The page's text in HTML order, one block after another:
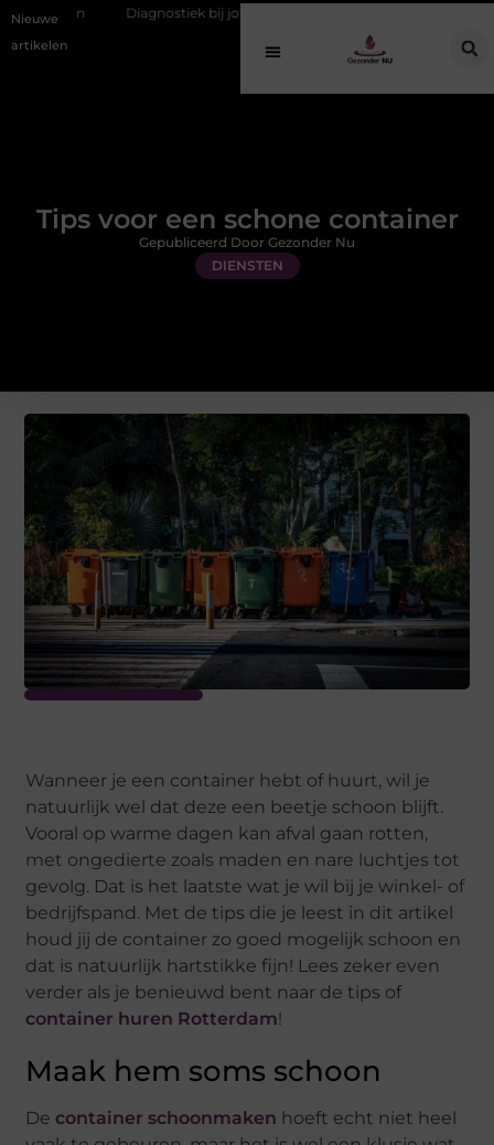
Nieuwe
artikelen
Diagnostiek bij jongeren: wat gebeurt er eigenlijk na de aanmelding?
Tips voor een schone container
DIENSTEN
Gepubliceerd Door Gezonder Nu
Wanneer je een container hebt of huurt, wil je
natuurlijk wel dat deze een beetje schoon blijft.
Vooral op warme dagen kan afval gaan rotten,
met ongedierte zoals maden en nare luchtjes tot
gevolg. Dat is het laatste wat je wil bij je winkel- of
bedrijfspand. Met de tips die je leest in dit artikel
houd jij de container zo goed mogelijk schoon en
dat is natuurlijk hartstikke fijn! Lees zeker even
verder als je benieuwd bent naar de tips of
container huren Rotterdam!
Maak hem soms schoon
Decontainer schoonmaken hoeft echt niet heel